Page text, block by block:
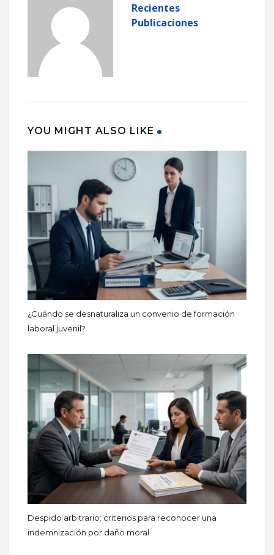
Recientes
Publicaciones
YOU MIGHT ALSO LIKE
¿Cuándo se desnaturaliza un convenio de formación
laboral juvenil?
Despido arbitrario: criterios para reconocer una
indemnización por daño moral